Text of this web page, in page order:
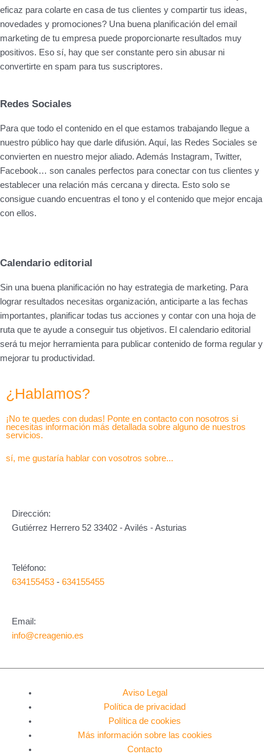
eficaz para colarte en casa de tus clientes y compartir tus ideas,
novedades y promociones? Una buena planificación del email
marketing de tu empresa puede proporcionarte resultados muy
positivos. Eso sí, hay que ser constante pero sin abusar ni
convertirte en spam para tus suscriptores.
Redes Sociales
Para que todo el contenido en el que estamos trabajando llegue a
nuestro público hay que darle difusión. Aquí, las Redes Sociales se
convierten en nuestro mejor aliado. Además Instagram, Twitter,
Facebook… son canales perfectos para conectar con tus clientes y
establecer una relación más cercana y directa. Esto solo se
consigue cuando encuentras el tono y el contenido que mejor encaja
con ellos.
Calendario editorial
Sin una buena planificación no hay estrategia de marketing. Para
lograr resultados necesitas organización, anticiparte a las fechas
importantes, planificar todas tus acciones y contar con una hoja de
ruta que te ayude a conseguir tus objetivos. El calendario editorial
será tu mejor herramienta para publicar contenido de forma regular y
mejorar tu productividad.
¿Hablamos?
¡No te quedes con dudas! Ponte en contacto con nosotros si
necesitas información más detallada sobre alguno de nuestros
servicios.
sí, me gustaría hablar con vosotros sobre...
Dirección:
Gutiérrez Herrero 52 33402 - Avilés - Asturias
Teléfono:
634155453 - 634155455
Email:
info@creagenio.es
Aviso Legal
Política de privacidad
Política de cookies
Más información sobre las cookies
Contacto